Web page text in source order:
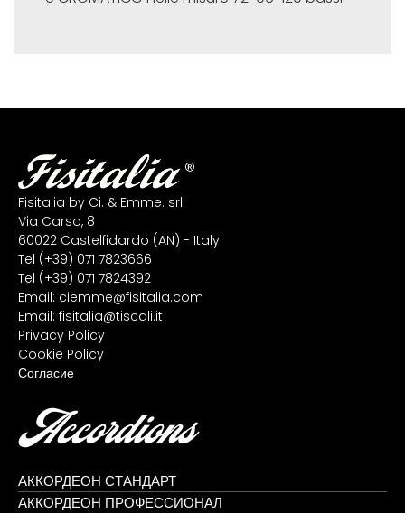
Fisitalia by Ci. & Emme. srl
Via Carso, 8
60022 Castelfidardo (AN) - Italy
Tel (+39) 071 7823666
Tel (+39) 071 7824392
Email: ciemme@fisitalia.com
Email: fisitalia@tiscali.it
Privacy Policy
Cookie Policy
Согласие
Accordions
АККОРДЕОН СТАНДАРТ
АККОРДЕОН ПРОФЕССИОНАЛ